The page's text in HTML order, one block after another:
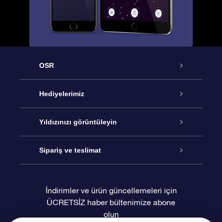
OSR
Hizmet
İletişim
Blogu
Değerlendirmeler
Hediyelerimiz
Çevrimiçi Yıldız Hediyesi
OSR Hediye Paketi
OSR Hediye Kartı
Yıldızınızı görüntüleyin
Star Register
Kişiselleştirilmiş Yıldız Sayfası
Sipariş ve teslimat
Ödeme bilgileri
İndirimler ve ürün güncellemeleri için
ÜCRETSİZ haber bültenimize abone
olun